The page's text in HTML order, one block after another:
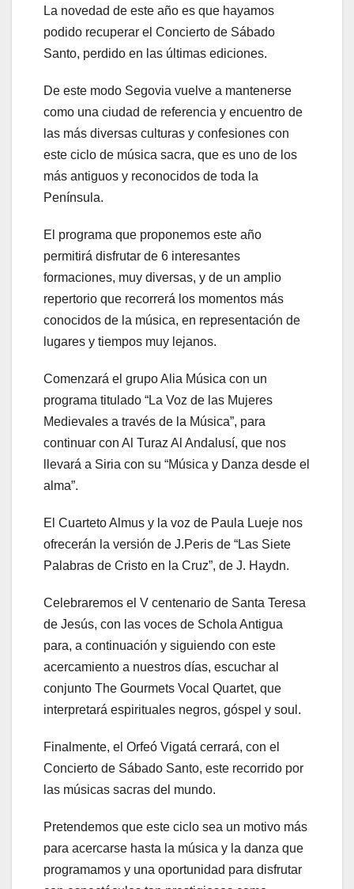
La novedad de este año es que hayamos
podido recuperar el Concierto de Sábado
Santo, perdido en las últimas ediciones.
De este modo Segovia vuelve a mantenerse
como una ciudad de referencia y encuentro de
las más diversas culturas y confesiones con
este ciclo de música sacra, que es uno de los
más antiguos y reconocidos de toda la
Península.
El programa que proponemos este año
permitirá disfrutar de 6 interesantes
formaciones, muy diversas, y de un amplio
repertorio que recorrerá los momentos más
conocidos de la música, en representación de
lugares y tiempos muy lejanos.
Comenzará el grupo Alia Música con un
programa titulado “La Voz de las Mujeres
Medievales a través de la Música”, para
continuar con Al Turaz Al Andalusí, que nos
llevará a Siria con su “Música y Danza desde el
alma”.
El Cuarteto Almus y la voz de Paula Lueje nos
ofrecerán la versión de J.Peris de “Las Siete
Palabras de Cristo en la Cruz”, de J. Haydn.
Celebraremos el V centenario de Santa Teresa
de Jesús, con las voces de Schola Antigua
para, a continuación y siguiendo con este
acercamiento a nuestros días, escuchar al
conjunto The Gourmets Vocal Quartet, que
interpretará espirituales negros, góspel y soul.
Finalmente, el Orfeó Vigatá cerrará, con el
Concierto de Sábado Santo, este recorrido por
las músicas sacras del mundo.
Pretendemos que este ciclo sea un motivo más
para acercarse hasta la música y la danza que
programamos y una oportunidad para disfrutar